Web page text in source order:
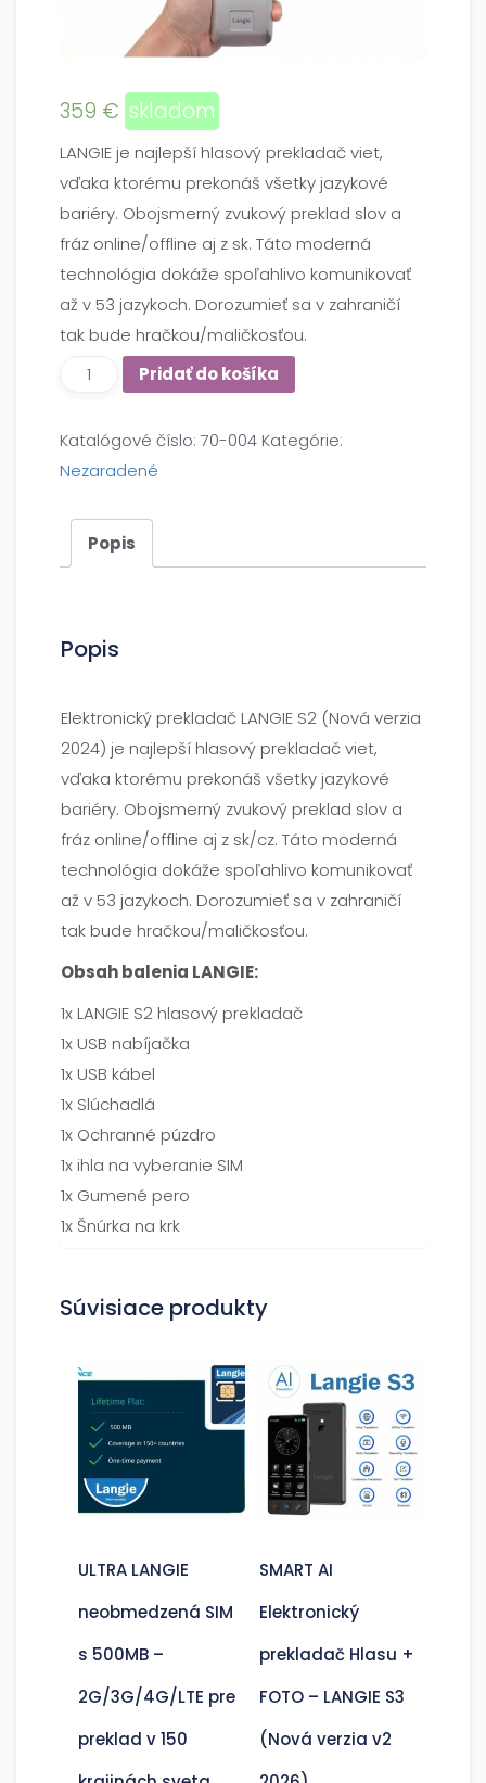
359 € skladom
LANGIE je najlepší hlasový prekladač viet,
vďaka ktorému prekonáš všetky jazykové
bariéry. Obojsmerný zvukový preklad slov a
fráz online/offline aj z sk. Táto moderná
technológia dokáže spoľahlivo komunikovať
až v 53 jazykoch. Dorozumieť sa v zahraničí
tak bude hračkou/maličkosťou.
Pridať do košíka
Katalógové číslo: 70-004 Kategórie:
Nezaradené
Popis
Popis
Elektronický prekladač LANGIE S2 (Nová verzia
2024) je najlepší hlasový prekladač viet,
vďaka ktorému prekonáš všetky jazykové
bariéry. Obojsmerný zvukový preklad slov a
fráz online/offline aj z sk/cz. Táto moderná
technológia dokáže spoľahlivo komunikovať
až v 53 jazykoch. Dorozumieť sa v zahraničí
tak bude hračkou/maličkosťou.
Obsah balenia LANGIE:
1x LANGIE S2 hlasový prekladač
1x USB nabíjačka
1x USB kábel
1x Slúchadlá
1x Ochranné púzdro
1x ihla na vyberanie SIM
1x Gumené pero
1x Šnúrka na krk
Súvisiace produkty
ULTRA LANGIE
neobmedzená SIM
s 500MB –
2G/3G/4G/LTE pre
preklad v 150
SMART AI
Elektronický
prekladač Hlasu +
FOTO – LANGIE S3
(Nová verzia v2